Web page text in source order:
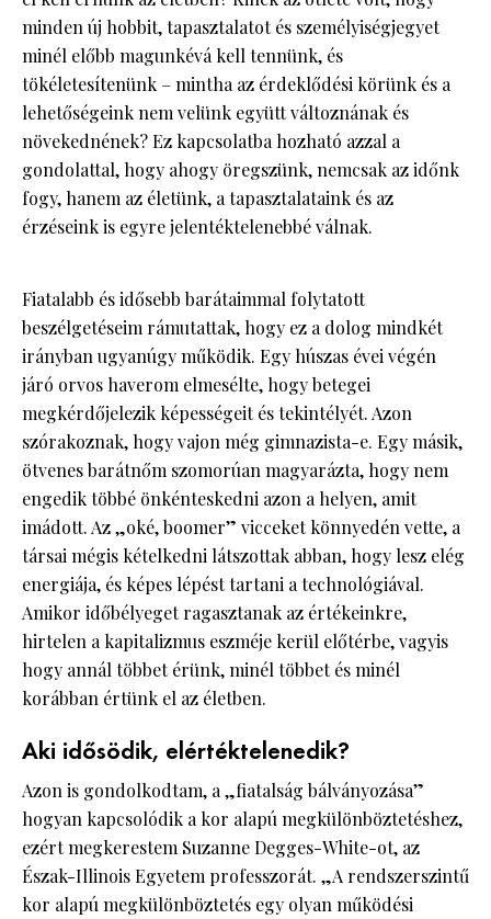
minden új hobbit, tapasztalatot és személyiségjegyet
minél előbb magunkévá kell tennünk, és
tökéletesítenünk – mintha az érdeklődési körünk és a
lehetőségeink nem velünk együtt változnának és
növekednének? Ez kapcsolatba hozható azzal a
gondolattal, hogy ahogy öregszünk, nemcsak az időnk
fogy, hanem az életünk, a tapasztalataink és az
érzéseink is egyre jelentéktelenebbé válnak.
Fiatalabb és idősebb barátaimmal folytatott
beszélgetéseim rámutattak, hogy ez a dolog mindkét
irányban ugyanúgy működik. Egy húszas évei végén
járó orvos haverom elmesélte, hogy betegei
megkérdőjelezik képességeit és tekintélyét. Azon
szórakoznak, hogy vajon még gimnazista-e. Egy másik,
ötvenes barátnőm szomorúan magyarázta, hogy nem
engedik többé önkénteskedni azon a helyen, amit
imádott. Az „oké, boomer” vicceket könnyedén vette, a
társai mégis kételkedni látszottak abban, hogy lesz elég
energiája, és képes lépést tartani a technológiával.
Amikor időbélyeget ragasztanak az értékeinkre,
hirtelen a kapitalizmus eszméje kerül előtérbe, vagyis
hogy annál többet érünk, minél többet és minél
korábban értünk el az életben.
Aki idősödik, elértéktelenedik?
Azon is gondolkodtam, a „fiatalság bálványozása”
hogyan kapcsolódik a kor alapú megkülönböztetéshez,
ezért megkerestem Suzanne Degges-White-ot, az
Észak-Illinois Egyetem professzorát. „A rendszerszintű
kor alapú megkülönböztetés egy olyan működési